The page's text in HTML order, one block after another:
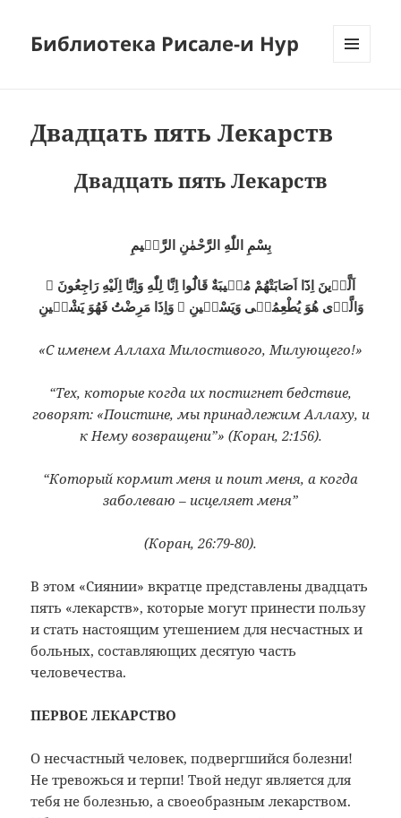
Библиотека Рисале-и Нур
Двадцать пять Лекарств
Двадцать пять Лекарств
بِسْمِ اللّٰهِ الرَّحْمٰنِ الرَّحٖيمِ
اَلَّذٖينَ اِذَٓا اَصَابَتْهُمْ مُصٖيبَةٌ قَالُٓوا اِنَّا لِلّٰهِ وَاِنَّٓا اِلَيْهِ رَاجِعُونَ ۞
وَالَّذٖى هُوَ يُطْعِمُنٖى وَيَسْقٖينِ ۞ وَاِذَا مَرِضْتُ فَهُوَ يَشْفٖينِ
«С именем Аллаха Милостивого, Милующего!»
“Тех, которые когда их постигнет бедствие,
говорят: «Поистине, мы принадлежим Аллаху, и
к Нему возвращени”» (Коран, 2:156).
“Который кормит меня и поит меня, а когда
заболеваю – исцеляет меня”
(Коран, 26:79-80).
В этом «Сиянии» вкратце представлены двадцать
пять «лекарств», которые могут принести пользу
и стать настоящим утешением для несчастных и
больных, составляющих десятую часть
человечества.
ПЕРВОЕ ЛЕКАРСТВО
О несчастный человек, подвергшийся болезни!
Не тревожься и терпи! Твой недуг является для
тебя не болезнью, а своеобразным лекарством.